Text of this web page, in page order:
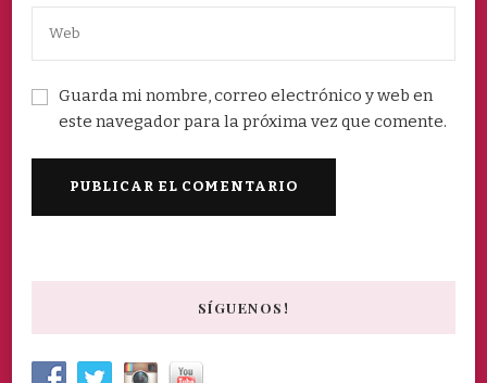
Guarda mi nombre, correo electrónico y web en
este navegador para la próxima vez que comente.
SÍGUENOS!